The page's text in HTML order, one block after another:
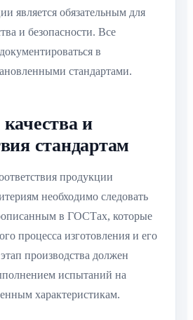
является обязательным для
и безопасности. Все
в
стандартами.
и
стандартам
продукции
необходимо следовать
в ГОСТах, которые
процесса изготовления и его
производства должен
испытаний на
характеристикам.